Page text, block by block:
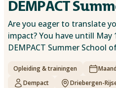
Contact
Over
DEMPACT
Are you eager to translate
impact? You have untill
DEMPACT Summer School
Opleiding & trainingen
Dempact
Driebergen-